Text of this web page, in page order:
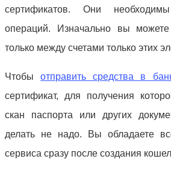
сертификатов. Они
операций. Изначально вы можете
только между счетами только этих
Чтобыотправить средства в
сертификат, для получения
скан паспорта или других
делать не надо. Вы обладаете
сервиса сразу после создания